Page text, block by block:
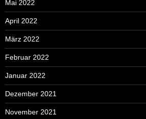
Mai 2022
April 2022
März 2022
Februar 2022
Januar 2022
Dezember 2021
November 2021